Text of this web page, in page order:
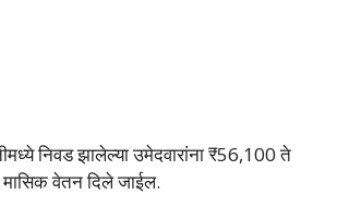
निवड झालेल्या उमेदवारांना ₹56,100 ते
वेतन दिले जाईल.